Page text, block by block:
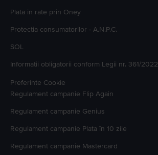
Plata in rate prin Oney
Protectia consumatorilor - A.N.P.C.
SOL
Informatii obligatorii conform Legii nr. 361/2022
Preferinte Cookie
Regulament campanie Flip Again
Regulament campanie Genius
Regulament campanie Plata în 10 zile
Regulament campanie Mastercard